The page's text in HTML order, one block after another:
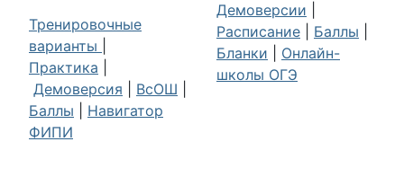
Тренировочные
варианты
Практика
Демоверсия
ВсОШ
Баллы
Навигатор
ФИПИ
Демоверсии
Расписание
Баллы
Бланки
Онлайн-
школы ОГЭ